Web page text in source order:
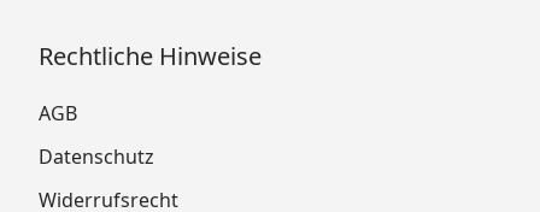
Rechtliche Hinweise
AGB
Datenschutz
Widerrufsrecht